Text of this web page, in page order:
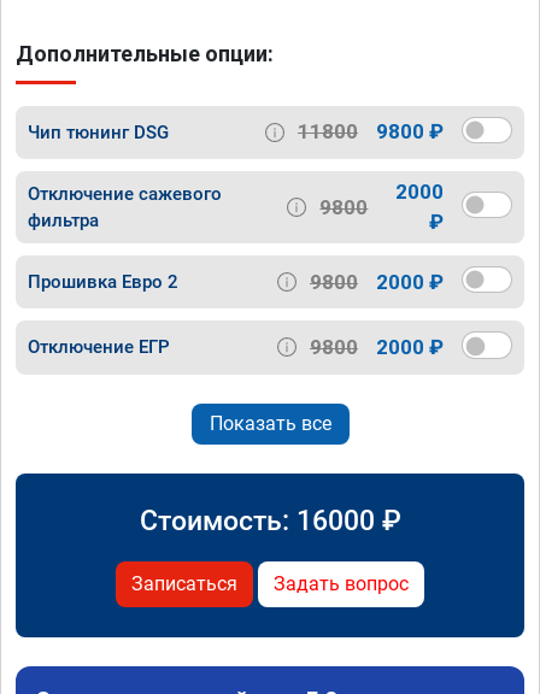
Дополнительные опции:
Чип тюнинг DSG 11800 9800 ₽
Отключение сажевого
фильтра
9800
2000
₽
Прошивка Евро 2 9800 2000 ₽
Отключение ЕГР 9800 2000 ₽
Показать все
Стоимость: 16000 ₽
Записаться Задать вопрос